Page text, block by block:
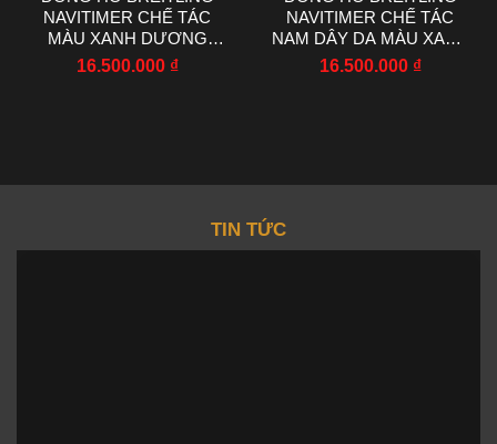
NAVITIMER CHẾ TÁC
MÀU XANH DƯƠNG
MÁY CƠ EF FACTORY
16.500.000 ₫
NAVITIMER CHẾ TÁC
NAM DÂY DA MÀU XANH
NHÀ MÁY EF 43MM
16.500.000 ₫
TIN TỨC